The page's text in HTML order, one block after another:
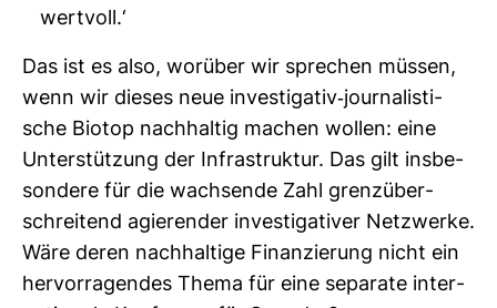
wertvoll.‘
Das ist es also, wor­über wir spre­chen müssen,
wenn wir dieses neue inves­ti­gativ-​jour­na­lis­ti­
sche Biotop nach­haltig machen wollen: eine
Unter­stüt­zung der Infra­struktur. Das gilt ins­be­
son­dere für die wach­sende Zahl grenz­über­
schrei­tend agie­render inves­ti­ga­tiver Netz­werke.
Wäre deren nach­hal­tige Finan­zie­rung nicht ein
her­vor­ra­gendes Thema für eine sepa­rate inter­